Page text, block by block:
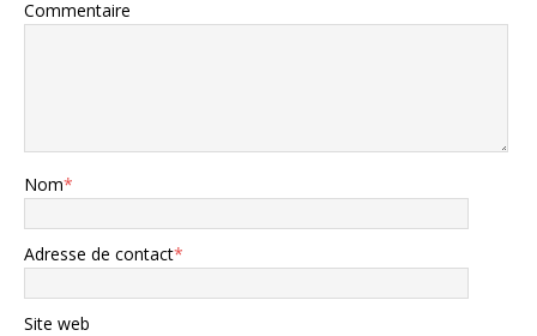
Commentaire
Nom*
Adresse de contact*
Site web